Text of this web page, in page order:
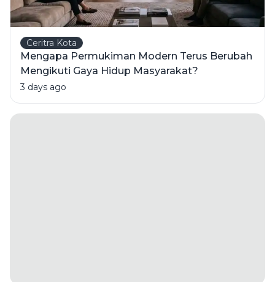
Ceritra Kota
Mengapa Permukiman Modern Terus Berubah
Mengikuti Gaya Hidup Masyarakat?
3 days ago